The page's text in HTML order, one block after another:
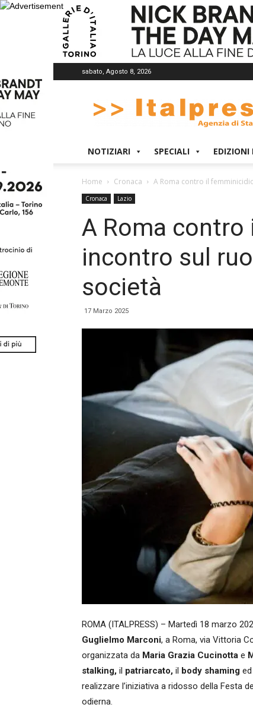
sabato, Agosto 8, 2026
NOTIZIARI SPECIALI EDIZIONI
Home Cronaca A Roma contro il
Cronaca Lazio
A Roma
incontro sul
società
17 Marzo 2025
ROMA (ITALPRESS) – Martedì 18 marzo
Guglielmo Marconi, a Roma, via Vittoria
organizzata da Maria Grazia Cucinotta e
stalking, il patriarcato, il body shaming
realizzare l’iniziativa a ridosso della Festa
odierna.